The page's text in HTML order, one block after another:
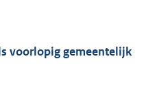
voorlopig gemeentelijk